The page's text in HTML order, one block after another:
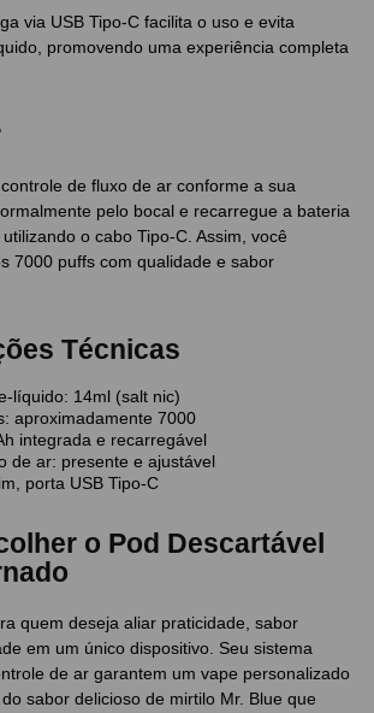
via USB Tipo-C facilita o uso e evita
promovendo uma experiência completa
de fluxo de ar conforme a sua
pelo bocal e recarregue a bateria
o cabo Tipo-C. Assim, você
7000 puffs com qualidade e sabor
Técnicas
líquido: 14ml (salt nic)
aproximadamente 7000
integrada e recarregável
de ar: presente e ajustável
porta USB Tipo-C
o Pod Descartável
quem deseja aliar praticidade, sabor
em um único dispositivo. Seu sistema
de ar garantem um vape personalizado
sabor delicioso de mirtilo Mr. Blue que